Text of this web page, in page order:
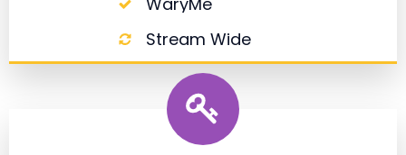
Stream Wide